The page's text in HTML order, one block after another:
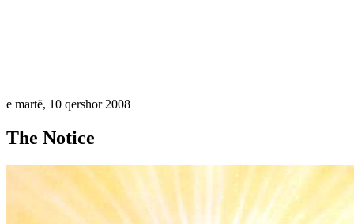
e martë, 10 qershor 2008
The Notice